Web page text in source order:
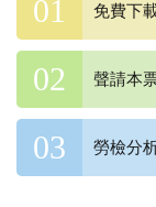
免費下
聲請本
勞檢分